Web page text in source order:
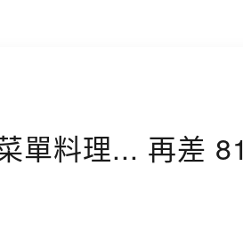
單料理... 再差 81